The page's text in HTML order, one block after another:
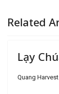
Related
Lạy
Quang Harvest